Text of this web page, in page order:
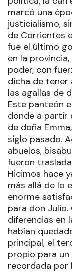
marcó una
justicialismo,
de Corrientes
fue el último
en la
poder, con
dicha de tener
las agallas de
Este panteón
donde a partir
de doña
siglo pasado.
abuelos,
fueron
Hicimos hace
más allá de lo
enorme
para don
diferencias en
habían
principal, el
propio para
recordada